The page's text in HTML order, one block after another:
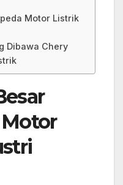
Motor Listrik
Dibawa Chery